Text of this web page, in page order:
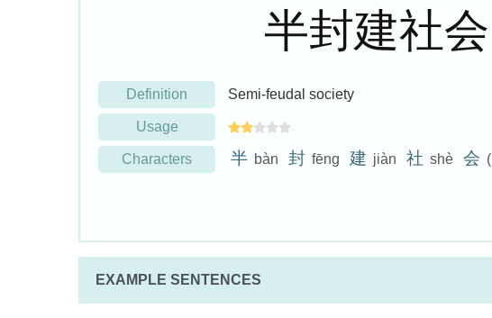
半封建社会
Definition Semi-feudal society
Usage
Characters 半 bàn 封 fēng 建 jiàn 社 shè 会 (
EXAMPLE SENTENCES